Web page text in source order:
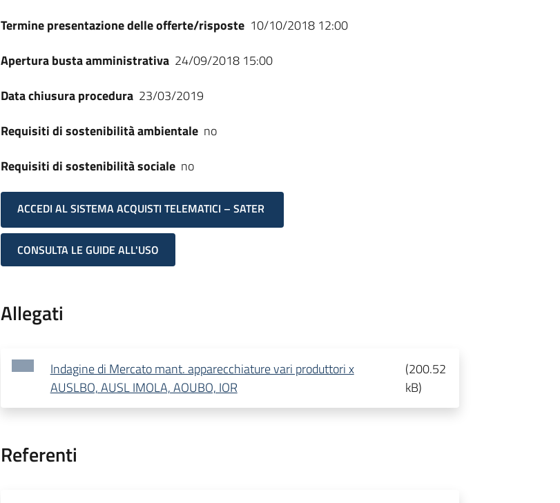
Termine presentazione delle offerte/risposte 10/10/2018 12:00
Apertura busta amministrativa 24/09/2018 15:00
Data chiusura procedura 23/03/2019
Requisiti di sostenibilità ambientale no
Requisiti di sostenibilità sociale no
ACCEDI AL SISTEMA ACQUISTI TELEMATICI – SATER
CONSULTA LE GUIDE ALL'USO
Allegati
Indagine di Mercato mant. apparecchiature vari produttori x
AUSLBO, AUSL IMOLA, AOUBO, IOR
(200.52
kB)
Referenti